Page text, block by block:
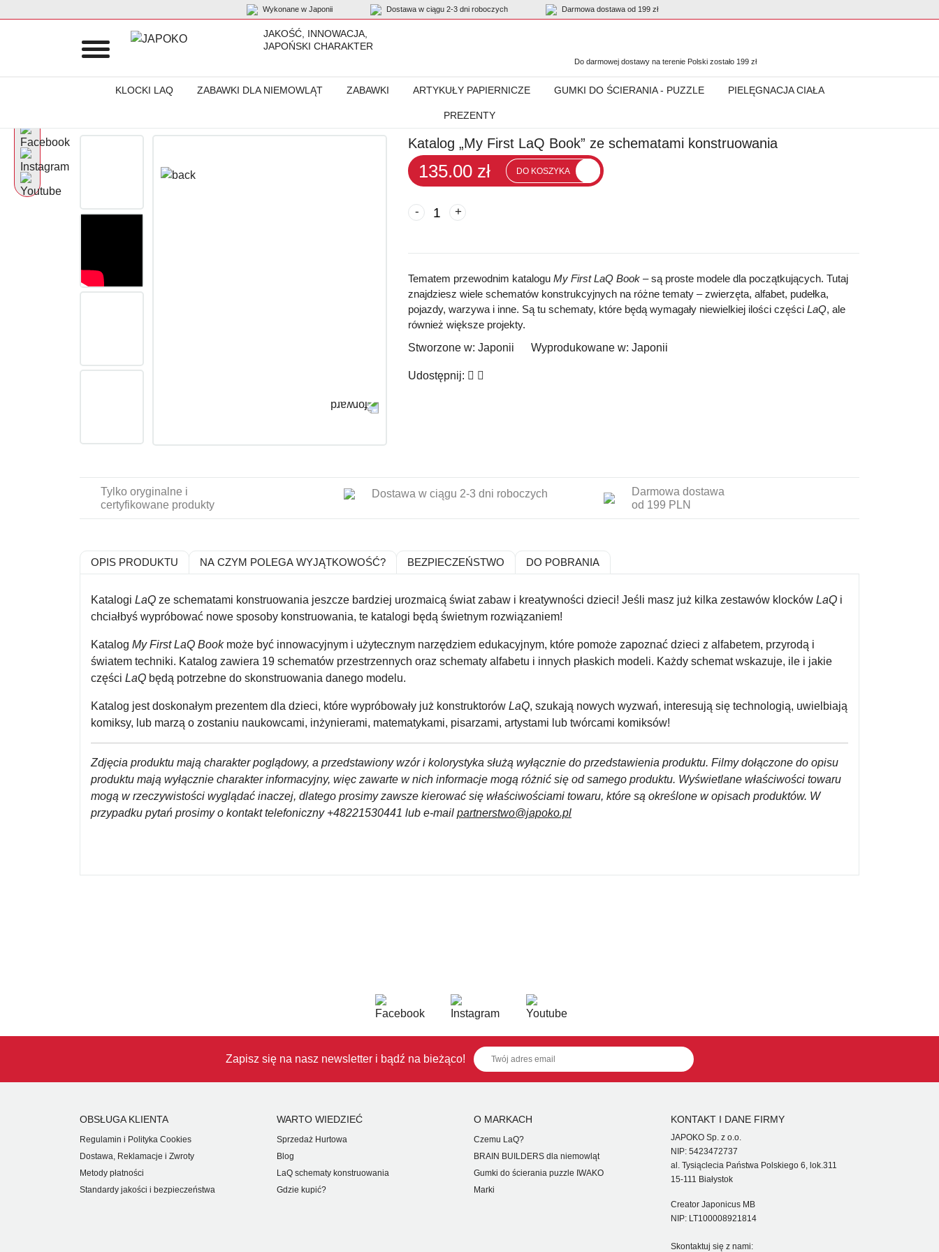
Wykonane w Japonii Dostawa w ciągu 2-3 dni roboczych Darmowa dostawa od 199 zł
JAKOŚĆ, INNOWACJA,
JAPOŃSKI CHARAKTER
Do darmowej dostawy na terenie Polski zostało 199 zł
KLOCKI LAQ ZABAWKI DLA NIEMOWLĄT ZABAWKI ARTYKUŁY PAPIERNICZE GUMKI DO ŚCIERANIA - PUZZLE PIELĘGNACJA CIAŁA
PREZENTY
Katalog „My First LaQ Book” ze schematami konstruowania
Katalog „My First LaQ Book” ze schematami konstruowania
135.00 zł DO KOSZYKA
- +
Tematem przewodnim katalogu My First LaQ Book –są proste modele dla początkujących. Tutaj
znajdziesz wiele schematów konstrukcyjnych na różne tematy – zwierzęta, alfabet, pudełka,
pojazdy, warzywa i inne. Są tu schematy, które będą wymagały niewielkiej ilości części LaQ, ale
również większe projekty.
Stworzone w: Japonii Wyprodukowane w: Japonii
Udostępnij:
Tylko oryginalne i
certyfikowane produkty
Dostawa w ciągu 2-3 dni roboczych
Darmowa dostawa
od 199 PLN
OPIS PRODUKTU NA CZYM POLEGA WYJĄTKOWOŚĆ? BEZPIECZEŃSTWO DO POBRANIA
Katalogi LaQ ze schematami konstruowania jeszcze bardziej urozmaicą świat zabaw i kreatywności dzieci! Jeśli masz już kilka zestawów klocków LaQ i
chciałbyś wypróbować nowe sposoby konstruowania, te katalogi będą świetnym rozwiązaniem!
Katalog My First LaQ Bookmoże być innowacyjnym i użytecznym narzędziem edukacyjnym, które pomoże zapoznać dzieci z alfabetem, przyrodą i
światem techniki. Katalog zawiera 19 schematów przestrzennych oraz schematy alfabetu i innych płaskich modeli. Każdy schemat wskazuje, ile i jakie
części LaQ będą potrzebne do skonstruowania danego modelu.
Katalog jest doskonałym prezentem dla dzieci, które wypróbowały już konstruktorów LaQ, szukają nowych wyzwań, interesują się technologią, uwielbiają
komiksy, lub marzą o zostaniu naukowcami, inżynierami, matematykami, pisarzami, artystami lub twórcami komiksów!
Zdjęcia produktu mają charakter poglądowy, a przedstawiony wzór i kolorystyka służą wyłącznie do przedstawienia produktu. Filmy dołączone do opisu
produktu mają wyłącznie charakter informacyjny, więc zawarte w nich informacje mogą różnić się od samego produktu. Wyświetlane właściwości towaru
mogą w rzeczywistości wyglądać inaczej, dlatego prosimy zawsze kierować się właściwościami towaru, które są określone w opisach produktów. W
przypadku pytań prosimy o kontakt telefoniczny +48221530441 lub e-mail partnerstwo@japoko.pl
Zapisz się na nasz newsletter i bądź na bieżąco!
OBSŁUGA KLIENTA
Regulamin i Polityka Cookies
Dostawa, Reklamacje i Zwroty
Metody płatności
Standardy jakości i bezpieczeństwa
WARTO WIEDZIEĆ
Sprzedaż Hurtowa
Blog
LaQ schematy konstruowania
Gdzie kupić?
O MARKACH
Czemu LaQ?
BRAIN BUILDERS dla niemowląt
Gumki do ścierania puzzle IWAKO
Marki
KONTAKT I DANE FIRMY
JAPOKO Sp. z o.o.
NIP: 5423472737
al. Tysiąclecia Państwa Polskiego 6, lok.311
15-111 Białystok
Creator Japonicus MB
NIP: LT100008921814
Skontaktuj się z nami: